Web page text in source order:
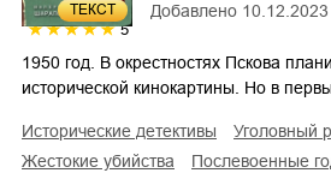
ТЕКСТ
5
Добавлено
1950 год. В окрестностях Пскова
исторической кинокартины. Но в
исторические детективы
уголовный
жестокие убийства
послевоенные